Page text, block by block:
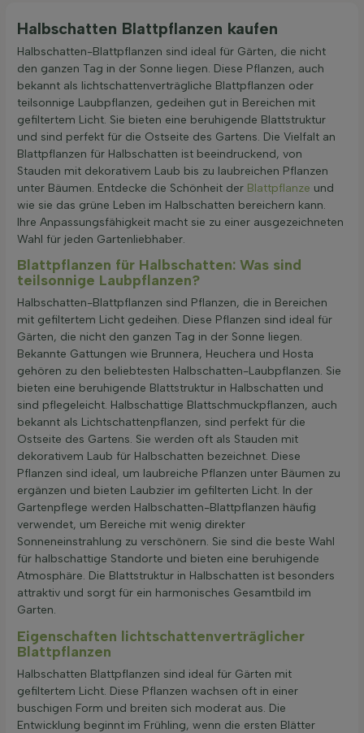
Halbschatten Blattpflanzen kaufen
Halbschatten-Blattpflanzen sind ideal für Gärten, die nicht
den ganzen Tag in der Sonne liegen. Diese Pflanzen, auch
bekannt als lichtschattenverträgliche Blattpflanzen oder
teilsonnige Laubpflanzen, gedeihen gut in Bereichen mit
gefiltertem Licht. Sie bieten eine beruhigende Blattstruktur
und sind perfekt für die Ostseite des Gartens. Die Vielfalt an
Blattpflanzen für Halbschatten ist beeindruckend, von
Stauden mit dekorativem Laub bis zu laubreichen Pflanzen
unter Bäumen. Entdecke die Schönheit der Blattpflanze und
wie sie das grüne Leben im Halbschatten bereichern kann.
Ihre Anpassungsfähigkeit macht sie zu einer ausgezeichneten
Wahl für jeden Gartenliebhaber.
Blattpflanzen für Halbschatten: Was sind
teilsonnige Laubpflanzen?
Halbschatten-Blattpflanzen sind Pflanzen, die in Bereichen
mit gefiltertem Licht gedeihen. Diese Pflanzen sind ideal für
Gärten, die nicht den ganzen Tag in der Sonne liegen.
Bekannte Gattungen wie Brunnera, Heuchera und Hosta
gehören zu den beliebtesten Halbschatten-Laubpflanzen. Sie
bieten eine beruhigende Blattstruktur in Halbschatten und
sind pflegeleicht. Halbschattige Blattschmuckpflanzen, auch
bekannt als Lichtschattenpflanzen, sind perfekt für die
Ostseite des Gartens. Sie werden oft als Stauden mit
dekorativem Laub für Halbschatten bezeichnet. Diese
Pflanzen sind ideal, um laubreiche Pflanzen unter Bäumen zu
ergänzen und bieten Laubzier im gefilterten Licht. In der
Gartenpflege werden Halbschatten-Blattpflanzen häufig
verwendet, um Bereiche mit wenig direkter
Sonneneinstrahlung zu verschönern. Sie sind die beste Wahl
für halbschattige Standorte und bieten eine beruhigende
Atmosphäre. Die Blattstruktur in Halbschatten ist besonders
attraktiv und sorgt für ein harmonisches Gesamtbild im
Garten.
Eigenschaften lichtschattenverträglicher
Blattpflanzen
Halbschatten Blattpflanzen sind ideal für Gärten mit
gefiltertem Licht. Diese Pflanzen wachsen oft in einer
buschigen Form und breiten sich moderat aus. Die
Entwicklung beginnt im Frühling, wenn die ersten Blätter